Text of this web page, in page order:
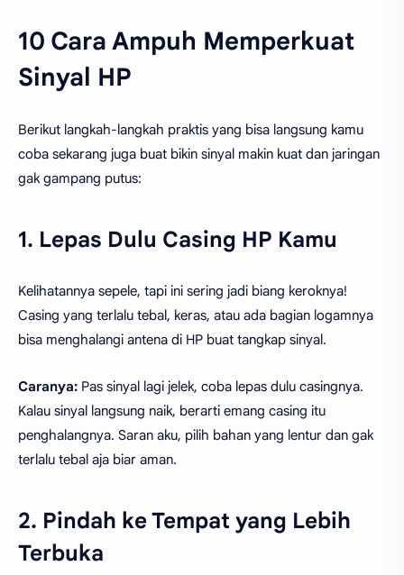
10 Cara Ampuh Memperkuat
Sinyal HP
Berikut langkah-langkah praktis yang bisa langsung kamu
coba sekarang juga buat bikin sinyal makin kuat dan jaringan
gak gampang putus:
1. Lepas Dulu Casing HP Kamu
Kelihatannya sepele, tapi ini sering jadi biang keroknya!
Casing yang terlalu tebal, keras, atau ada bagian logamnya
bisa menghalangi antena di HP buat tangkap sinyal.
Caranya: Pas sinyal lagi jelek, coba lepas dulu casingnya.
Kalau sinyal langsung naik, berarti emang casing itu
penghalangnya. Saran aku, pilih bahan yang lentur dan gak
terlalu tebal aja biar aman.
2. Pindah ke Tempat yang Lebih
Terbuka